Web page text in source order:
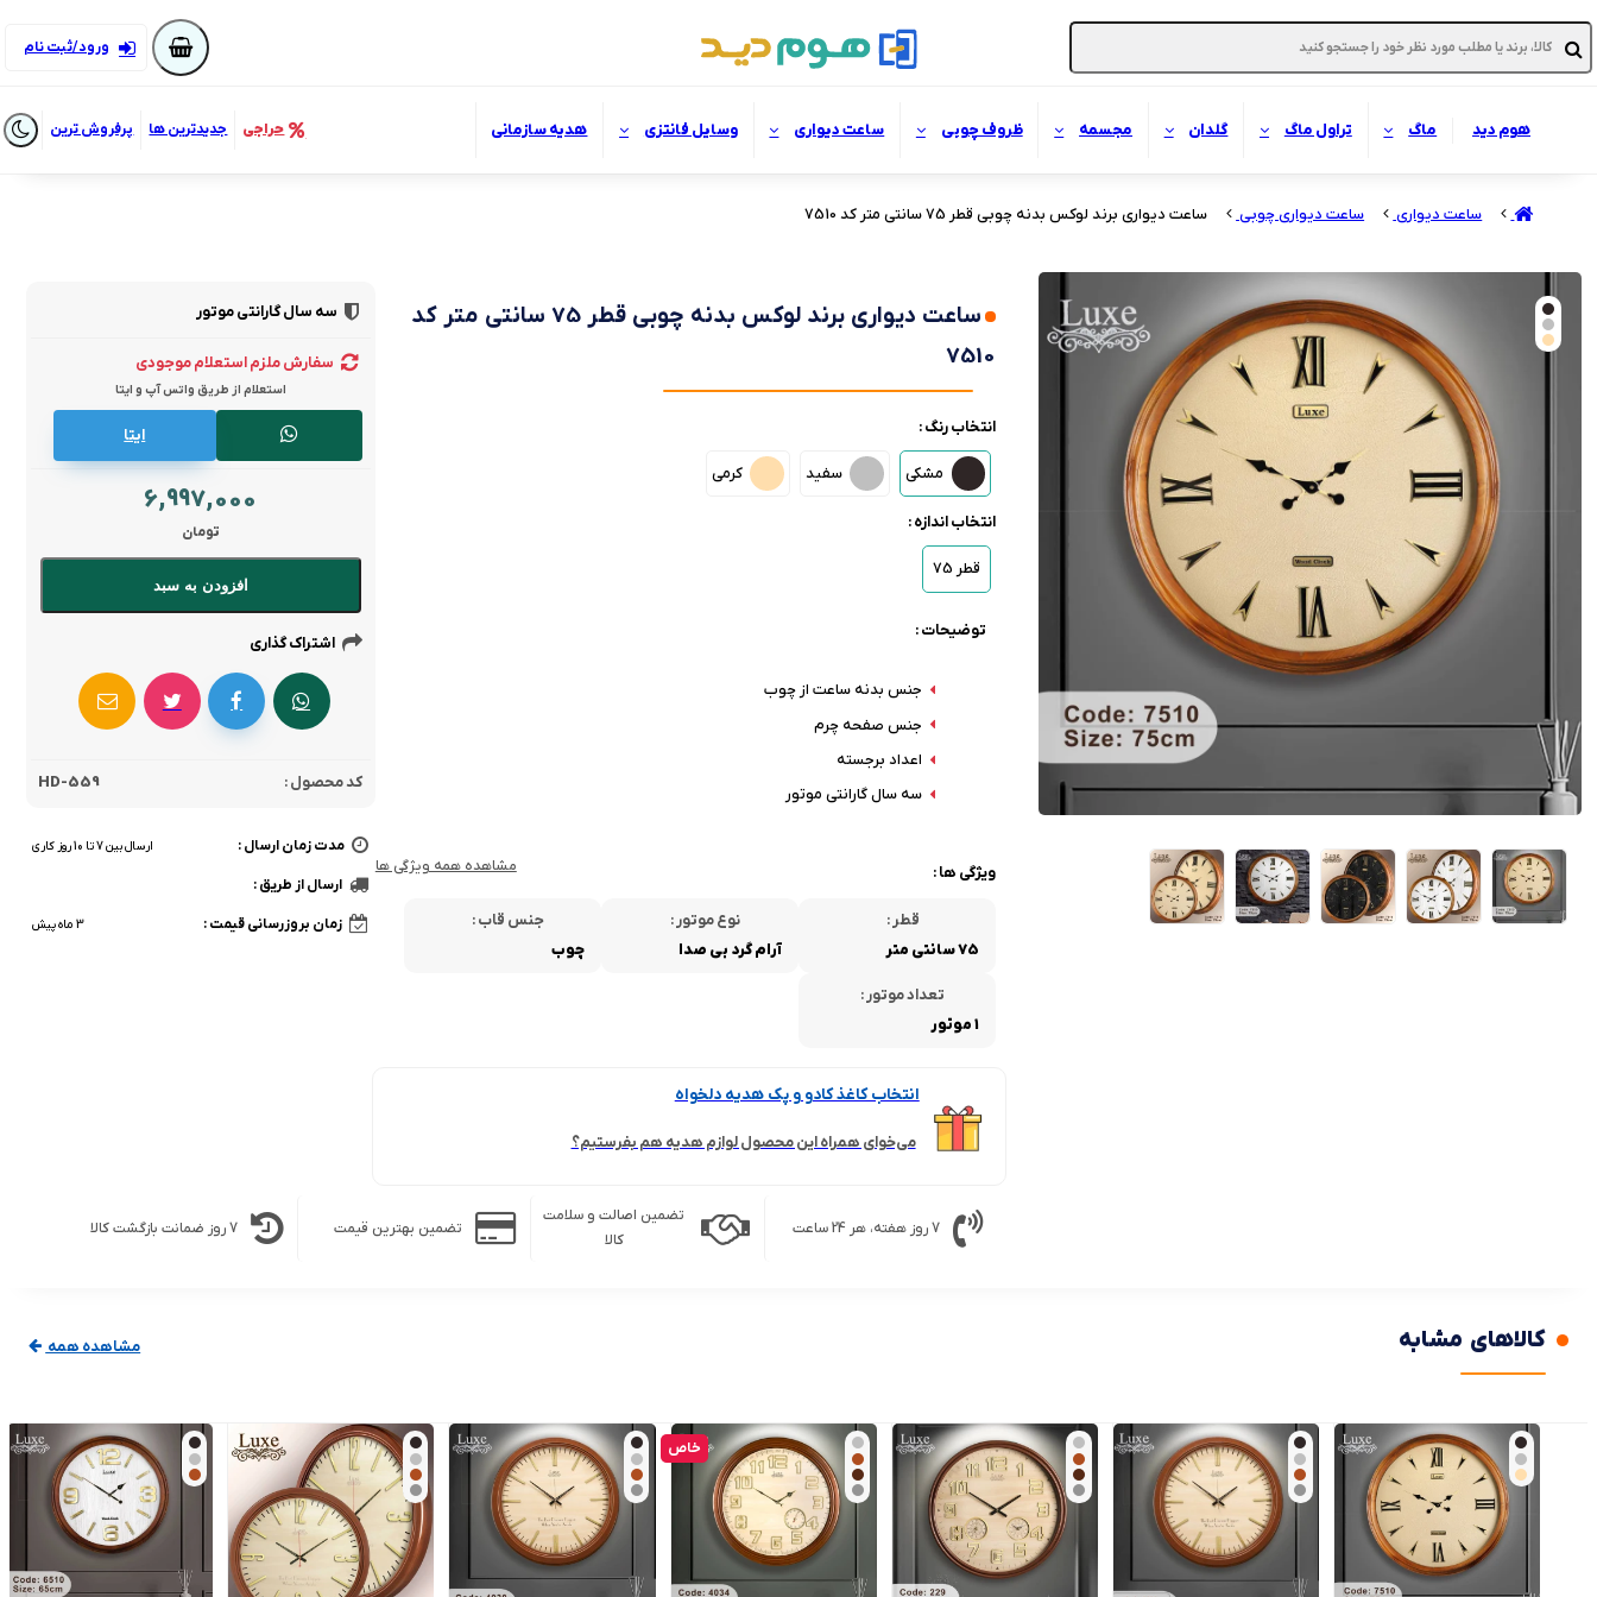
ورود/ثبت نام
هوم دید ماگ تراول ماگ گلدان مجسمه ظروف چوبی ساعت دیواری وسایل فانتزی هدیه سازمانی حراجی جدیدترین ها پرفروش ترین
ساعت دیواری ساعت دیواری چوبی ساعت دیواری برند لوکس بدنه چوبی قطر 75 سانتی متر کد 7510
ساعت دیواری برند لوکس بدنه چوبی قطر 75 سانتی متر کد
7510
انتخاب رنگ :
مشکی سفید کرمی
انتخاب اندازه :
قطر 75
توضیحات :
جنس بدنه ساعت از چوب
جنس صفحه چرم
اعداد برجسته
سه سال گارانتی موتور
ویژگی ها : مشاهده همه ویژگی ها
قطر :
75 سانتی متر
نوع موتور :
آرام گرد بی صدا
جنس قاب :
چوب
تعداد موتور :
1 موتور
سه سال گارانتی موتور
سفارش ملزم استعلام موجودی
استعلام از طریق واتس آپ و ایتا
ایتا
6,997,000
تومان
افزودن به سبد
اشتراک گذاری
کد محصول : HD-559
مدت زمان ارسال : ارسال بین 7 تا 10 روز کاری
ارسال از طریق :
زمان بروزرسانی قیمت : 3 ماه پیش
انتخاب کاغذ کادو و پک هدیه دلخواه
می‌خوای همراه این محصول لوازم هدیه هم بفرستیم؟
7 روز هفته، هر 24 ساعت
تضمین اصالت و سلامت
کالا
تضمین بهترین قیمت 7 روز ضمانت بازگشت کالا
کالاهای مشابه مشاهده همه
خاص